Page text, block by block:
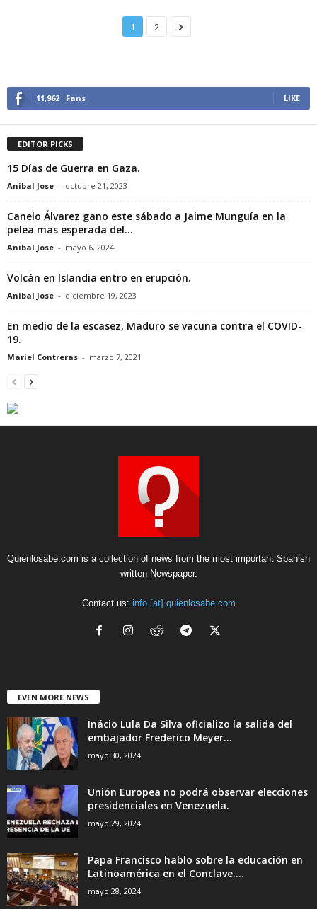
1 2
11,962 Fans LIKE
EDITOR PICKS
15 Días de Guerra en Gaza.
Anibal Jose - octubre 21, 2023
Canelo Álvarez gano este sábado a Jaime Munguía en la
pelea mas esperada del...
Anibal Jose - mayo 6, 2024
Volcán en Islandia entro en erupción.
Anibal Jose - diciembre 19, 2023
En medio de la escasez, Maduro se vacuna contra el COVID-
19.
Mariel Contreras - marzo 7, 2021
Quienlosabe.com is a collection of news from the most important Spanish
written Newspaper.
Contact us: info [at] quienlosabe.com
EVEN MORE NEWS
Inácio Lula Da Silva oficializo la salida del
embajador Frederico Meyer...
mayo 30, 2024
Unión Europea no podrá observar elecciones
presidenciales en Venezuela.
mayo 29, 2024
Papa Francisco hablo sobre la educación en
Latinoamérica en el Conclave....
mayo 28, 2024